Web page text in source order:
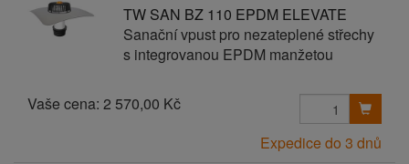
TW SAN BZ 110 EPDM ELEVATE
Sanační vpust pro nezateplené střechy
s integrovanou EPDM manžetou
Vaše cena: 2 570,00 Kč
Expedice do 3 dnů